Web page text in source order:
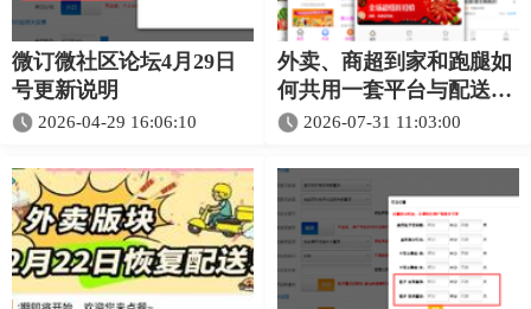
微订微社区论坛4月29日
号更新说明
2026-04-29 16:06:10
外卖、商超到家和跑腿如
何共用一套平台与配送体
系 2026-07-31 11:03:00